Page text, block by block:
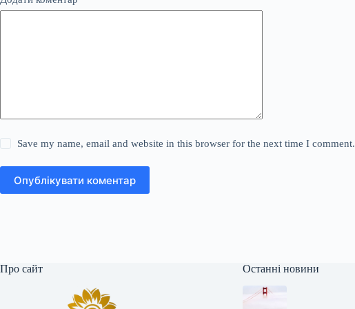
Save my name, email and website in this browser for the next time I comment.
Опублікувати коментар
Про сайт Останні новини